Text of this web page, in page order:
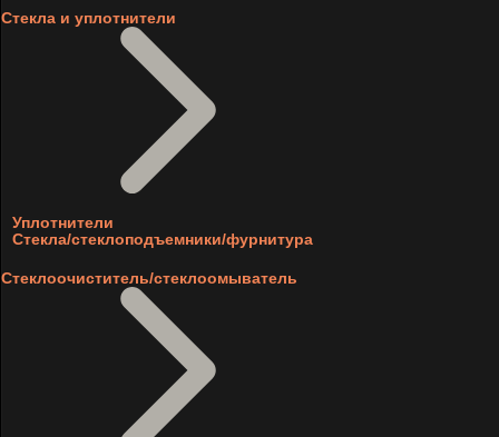
Стекла и уплотнители
Уплотнители
Стекла/стеклоподъемники/фурнитура
Стеклоочиститель/стеклоомыватель